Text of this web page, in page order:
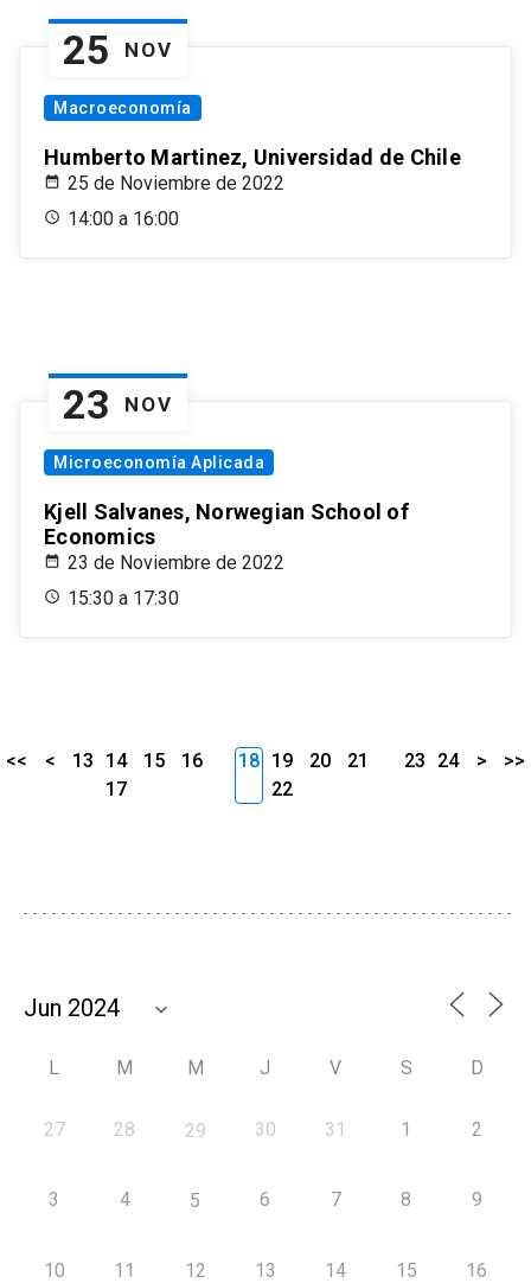
25 NOV
Macroeconomía
Humberto Martinez, Universidad de Chile
25 de Noviembre de 2022
14:00 a 16:00
23 NOV
Microeconomía Aplicada
Kjell Salvanes, Norwegian School of
Economics
23 de Noviembre de 2022
15:30 a 17:30
<< < 13 14 15
16
17
18 19 20
21
22
23 24 > >>
L M M J V S D
27 28 29 30 31 1 2
3 4 5 6 7 8 9
10 11 12 13 14 15 16